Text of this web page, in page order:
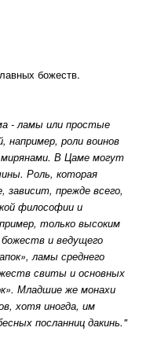
божеств.
- ламы или простые
например, роли воинов
мирянами. В Цаме могут
Роль, которая
прежде всего,
философии и
только высоким
и ведущего
ламы среднего
свиты и основных
Младшие же монахи
хотя иногда, им
посланниц дакинь."